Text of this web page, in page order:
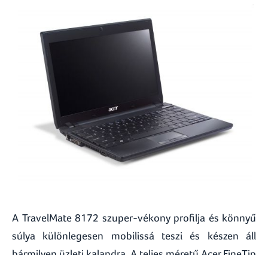
A TravelMate 8172 szuper-vékony profilja és könnyű
súlya különlegesen mobilissá teszi és készen áll